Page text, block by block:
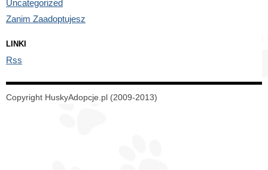
Uncategorized
Zanim Zaadoptujesz
LINKI
Rss
Copyright HuskyAdopcje.pl (2009-2013)